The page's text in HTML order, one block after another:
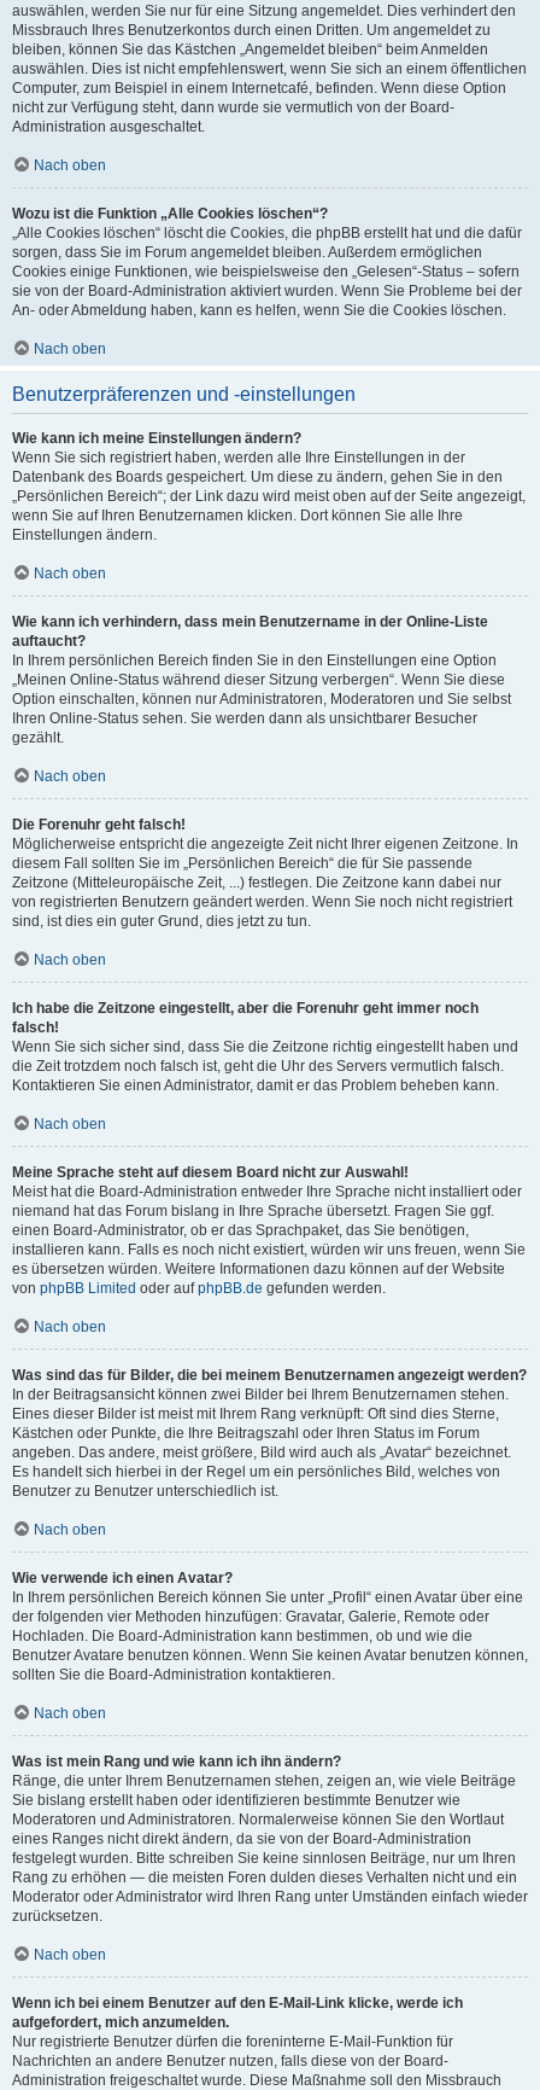
auswählen, werden Sie nur für eine Sitzung angemeldet. Dies verhindert den
Missbrauch Ihres Benutzerkontos durch einen Dritten. Um angemeldet zu
bleiben, können Sie das Kästchen „Angemeldet bleiben“ beim Anmelden
auswählen. Dies ist nicht empfehlenswert, wenn Sie sich an einem öffentlichen
Computer, zum Beispiel in einem Internetcafé, befinden. Wenn diese Option
nicht zur Verfügung steht, dann wurde sie vermutlich von der Board-
Administration ausgeschaltet.
Nach oben
Wozu ist die Funktion „Alle Cookies löschen“?
„Alle Cookies löschen“ löscht die Cookies, die phpBB erstellt hat und die dafür
sorgen, dass Sie im Forum angemeldet bleiben. Außerdem ermöglichen
Cookies einige Funktionen, wie beispielsweise den „Gelesen“-Status – sofern
sie von der Board-Administration aktiviert wurden. Wenn Sie Probleme bei der
An- oder Abmeldung haben, kann es helfen, wenn Sie die Cookies löschen.
Nach oben
Benutzerpräferenzen und -einstellungen
Wie kann ich meine Einstellungen ändern?
Wenn Sie sich registriert haben, werden alle Ihre Einstellungen in der
Datenbank des Boards gespeichert. Um diese zu ändern, gehen Sie in den
„Persönlichen Bereich“; der Link dazu wird meist oben auf der Seite angezeigt,
wenn Sie auf Ihren Benutzernamen klicken. Dort können Sie alle Ihre
Einstellungen ändern.
Nach oben
Wie kann ich verhindern, dass mein Benutzername in der Online-Liste
auftaucht?
In Ihrem persönlichen Bereich finden Sie in den Einstellungen eine Option
„Meinen Online-Status während dieser Sitzung verbergen“. Wenn Sie diese
Option einschalten, können nur Administratoren, Moderatoren und Sie selbst
Ihren Online-Status sehen. Sie werden dann als unsichtbarer Besucher
gezählt.
Nach oben
Die Forenuhr geht falsch!
Möglicherweise entspricht die angezeigte Zeit nicht Ihrer eigenen Zeitzone. In
diesem Fall sollten Sie im „Persönlichen Bereich“ die für Sie passende
Zeitzone (Mitteleuropäische Zeit, ...) festlegen. Die Zeitzone kann dabei nur
von registrierten Benutzern geändert werden. Wenn Sie noch nicht registriert
sind, ist dies ein guter Grund, dies jetzt zu tun.
Nach oben
Ich habe die Zeitzone eingestellt, aber die Forenuhr geht immer noch
falsch!
Wenn Sie sich sicher sind, dass Sie die Zeitzone richtig eingestellt haben und
die Zeit trotzdem noch falsch ist, geht die Uhr des Servers vermutlich falsch.
Kontaktieren Sie einen Administrator, damit er das Problem beheben kann.
Nach oben
Meine Sprache steht auf diesem Board nicht zur Auswahl!
Meist hat die Board-Administration entweder Ihre Sprache nicht installiert oder
niemand hat das Forum bislang in Ihre Sprache übersetzt. Fragen Sie ggf.
einen Board-Administrator, ob er das Sprachpaket, das Sie benötigen,
installieren kann. Falls es noch nicht existiert, würden wir uns freuen, wenn Sie
es übersetzen würden. Weitere Informationen dazu können auf der Website
von phpBB Limited oder aufphpBB.de gefunden werden.
Nach oben
Was sind das für Bilder, die bei meinem Benutzernamen angezeigt werden?
In der Beitragsansicht können zwei Bilder bei Ihrem Benutzernamen stehen.
Eines dieser Bilder ist meist mit Ihrem Rang verknüpft: Oft sind dies Sterne,
Kästchen oder Punkte, die Ihre Beitragszahl oder Ihren Status im Forum
angeben. Das andere, meist größere, Bild wird auch als „Avatar“ bezeichnet.
Es handelt sich hierbei in der Regel um ein persönliches Bild, welches von
Benutzer zu Benutzer unterschiedlich ist.
Nach oben
Wie verwende ich einen Avatar?
In Ihrem persönlichen Bereich können Sie unter „Profil“ einen Avatar über eine
der folgenden vier Methoden hinzufügen: Gravatar, Galerie, Remote oder
Hochladen. Die Board-Administration kann bestimmen, ob und wie die
Benutzer Avatare benutzen können. Wenn Sie keinen Avatar benutzen können,
sollten Sie die Board-Administration kontaktieren.
Nach oben
Was ist mein Rang und wie kann ich ihn ändern?
Ränge, die unter Ihrem Benutzernamen stehen, zeigen an, wie viele Beiträge
Sie bislang erstellt haben oder identifizieren bestimmte Benutzer wie
Moderatoren und Administratoren. Normalerweise können Sie den Wortlaut
eines Ranges nicht direkt ändern, da sie von der Board-Administration
festgelegt wurden. Bitte schreiben Sie keine sinnlosen Beiträge, nur um Ihren
Rang zu erhöhen — die meisten Foren dulden dieses Verhalten nicht und ein
Moderator oder Administrator wird Ihren Rang unter Umständen einfach wieder
zurücksetzen.
Nach oben
Wenn ich bei einem Benutzer auf den E-Mail-Link klicke, werde ich
aufgefordert, mich anzumelden.
Nur registrierte Benutzer dürfen die foreninterne E-Mail-Funktion für
Nachrichten an andere Benutzer nutzen, falls diese von der Board-
Administration freigeschaltet wurde. Diese Maßnahme soll den Missbrauch